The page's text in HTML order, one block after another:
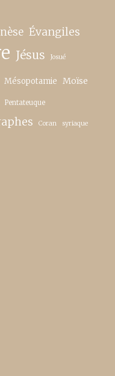
Évangiles
Jésus Josué
Mésopotamie Moïse
Pentateuque
Coran syriaque